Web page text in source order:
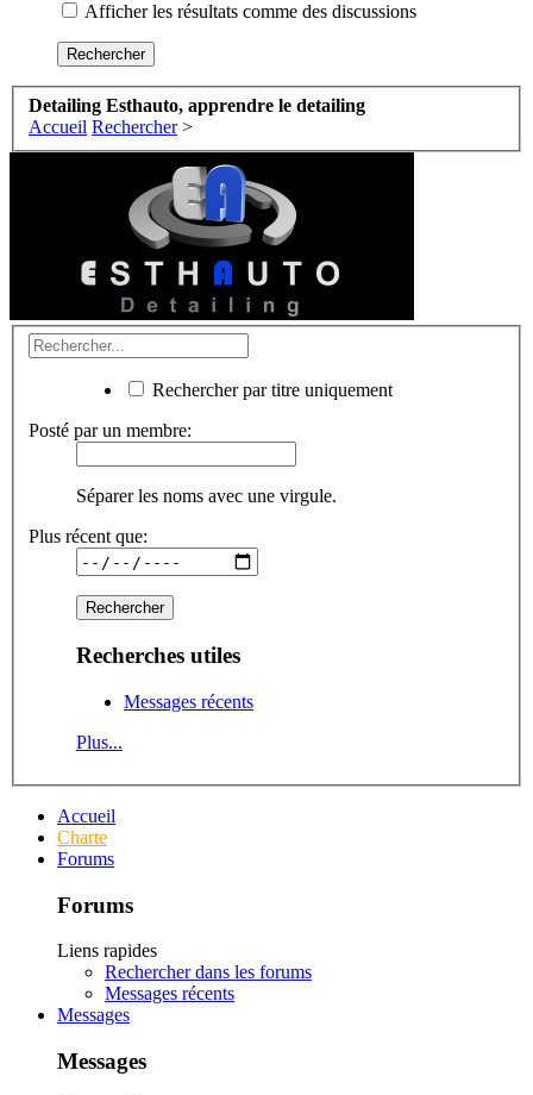
Afficher les résultats comme des discussions
Detailing Esthauto, apprendre le detailing
Accueil Rechercher >
Rechercher par titre uniquement
Posté par un membre:
Séparer les noms avec une virgule.
Plus récent que:
Recherches utiles
Messages récents
Plus...
Accueil
Charte
Forums
Forums
Liens rapides
Rechercher dans les forums
Messages récents
Messages
Messages